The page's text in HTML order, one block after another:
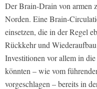
Der Brain-Drain von armen
Norden. Eine Brain-
einsetzen, die in der Regel
Rückkehr und
Investitionen vor allem in
könnten – wie vom
vorgeschlagen – bereits in